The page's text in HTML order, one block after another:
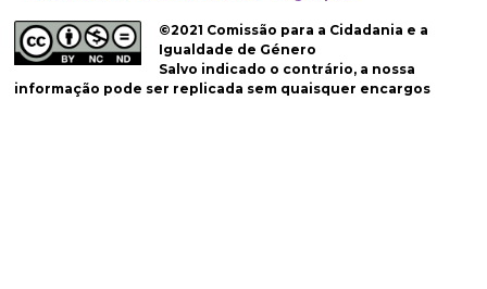
©2021 Comissão para a Cidadania e a
Igualdade de Género
Salvo indicado o contrário, a nossa
informação pode ser replicada sem quaisquer encargos